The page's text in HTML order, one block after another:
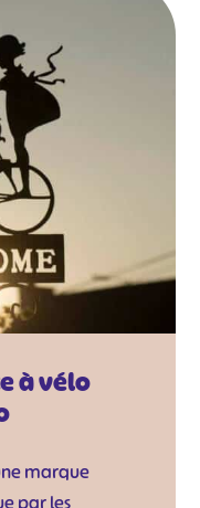
à vélo
marque
par les